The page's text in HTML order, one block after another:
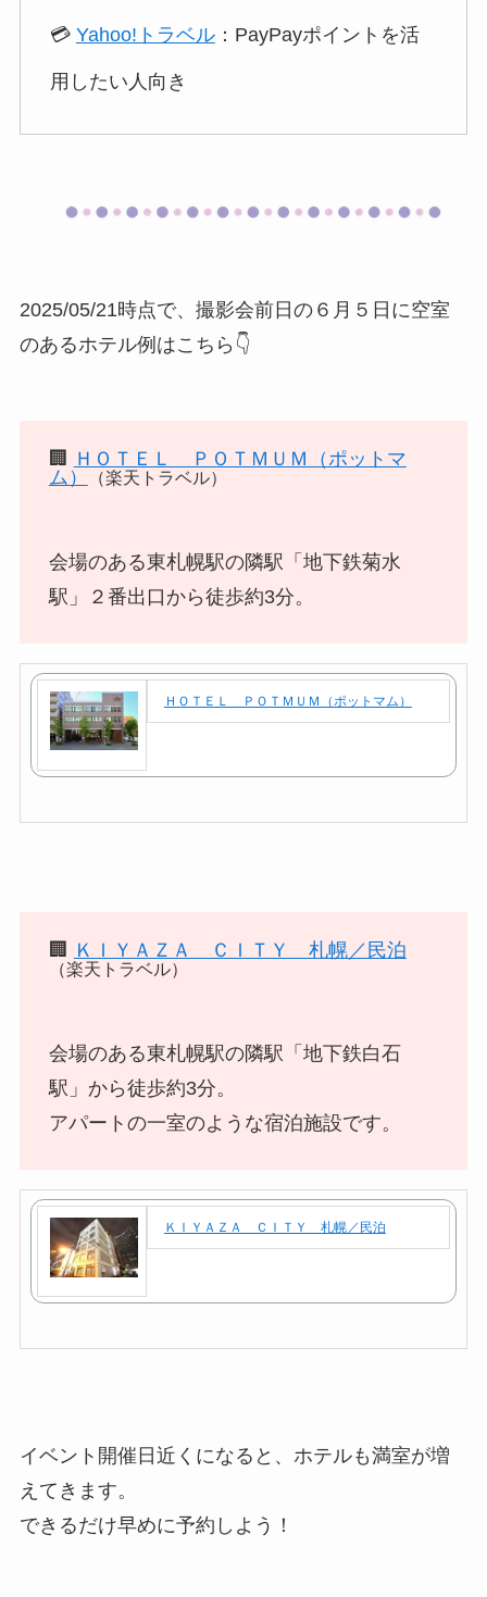
💳 Yahoo!トラベル：PayPayポイントを活
用したい人向き
2025/05/21時点で、撮影会前日の６月５日に空室
のあるホテル例はこちら👇
🏢
ＨＯＴＥＬ ＰＯＴＭＵＭ（ポットマ
ム）
（楽天トラベル）
会場のある東札幌駅の隣駅「地下鉄菊水
駅」２番出口から徒歩約3分。
ＨＯＴＥＬ ＰＯＴＭＵＭ（ポットマム）
🏢 ＫＩＹＡＺＡ ＣＩＴＹ 札幌／民泊
（楽天トラベル）
会場のある東札幌駅の隣駅「地下鉄白石
駅」から徒歩約3分。
アパートの一室のような宿泊施設です。
ＫＩＹＡＺＡ ＣＩＴＹ 札幌／民泊
イベント開催日近くになると、ホテルも満室が増
えてきます。
できるだけ早めに予約しよう！